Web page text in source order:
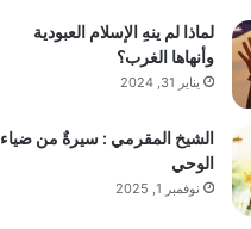
لماذا لم ينهِ الإسلام العبودية
وأنهاها الغرب؟
يناير 31, 2024
الشيخ المقرمي : سيرةٌ من ضياء
الوحي
نوفمبر 1, 2025